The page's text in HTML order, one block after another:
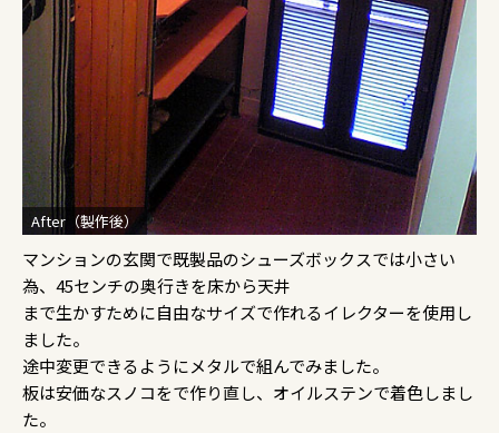
After（製作後）
マンションの玄関で既製品のシューズボックスでは小さい
為、45センチの奥行きを床から天井
まで生かすために自由なサイズで作れるイレクターを使用し
ました。
途中変更できるようにメタルで組んでみました。
板は安価なスノコをで作り直し、オイルステンで着色しまし
た。